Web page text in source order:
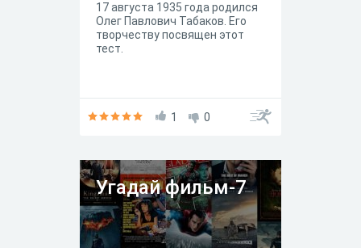
17 августа 1935 года родился
Олег Павлович Табаков. Его
творчеству посвящен этот
тест.
1 0
Угадай фильм-7